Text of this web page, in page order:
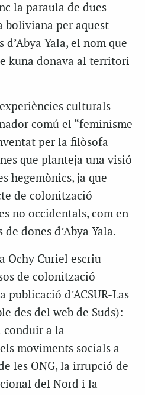
la paraula de dues
boliviana per aquest
Yala, el nom que
kuna donava al territori
culturals
comú el “feminisme
per la filòsofa
que planteja una visió
hegemònics, ja que
de colonització
no occidentals, com en
dones d’Abya Yala.
Ochy Curiel escriu
de colonització
d’ACSUR-Las
des del web de Suds):
conduir a la
moviments socials a
les ONG, la irrupció de
del Nord i la